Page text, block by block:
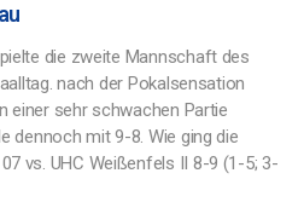
die zweite Mannschaft des
nach der Pokalsensation
einer sehr schwachen Partie
dennoch mit 9-8. Wie ging die
vs. UHC Weißenfels II 8-9 (1-5; 3-